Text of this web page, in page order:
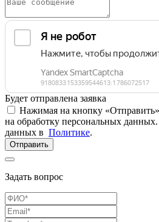
Будет отправлена заявка
Нажимая на кнопку
на обработку персональных
данных в Политике.
Отправить
Задать вопрос